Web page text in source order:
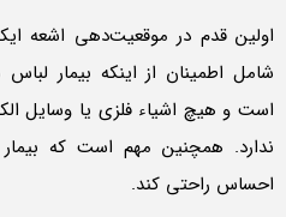
اولین قدم در موقعیت‌دهی اشعه
شامل اطمینان از اینکه بیمار
است و هیچ اشیاء فلزی یا وسایل
ندارد. همچنین مهم است که بیمار
احساس راحتی کند.